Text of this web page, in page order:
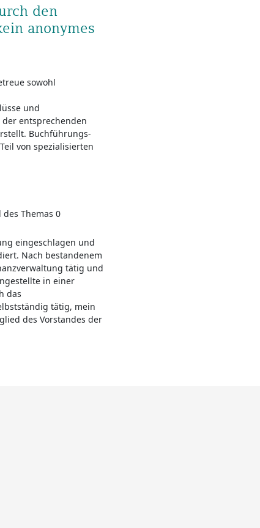
den
anonymes
sowohl
und
entsprechenden
Buchführungs-
von spezialisierten
eingeschlagen und
Nach bestandenem
tätig und
in einer
das
tätig, mein
des Vorstandes der